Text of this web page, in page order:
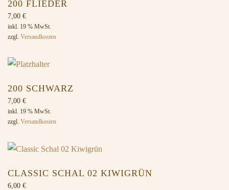
200 FLIEDER
7,00 €
inkl. 19 % MwSt.
zzgl. Versandkosten
200 SCHWARZ
7,00 €
inkl. 19 % MwSt.
zzgl. Versandkosten
CLASSIC SCHAL 02 KIWIGRÜN
6,00 €